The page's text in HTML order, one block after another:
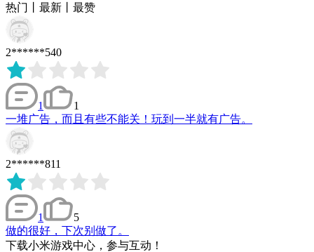
热门
最新 最赞
2******540
1
1
一堆广告，而且有些不能关！玩到一半就有广告。
2******811
1
5
做的很好，下次别做了。
下载小米游戏中心，参与互动！